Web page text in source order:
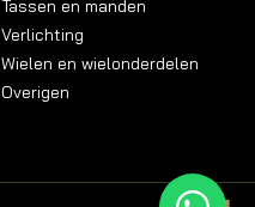
Tassen en manden
Verlichting
Wielen en wielonderdelen
Overigen